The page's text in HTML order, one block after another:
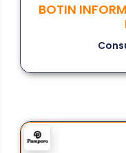
BOTIN